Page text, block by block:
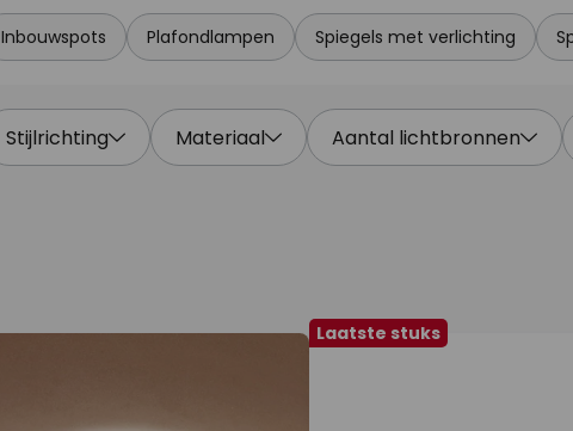
Inbouwspots Plafondlampen Spiegels met verlichting
Stijlrichting Materiaal Aantal lichtbronnen
Laatste stuks